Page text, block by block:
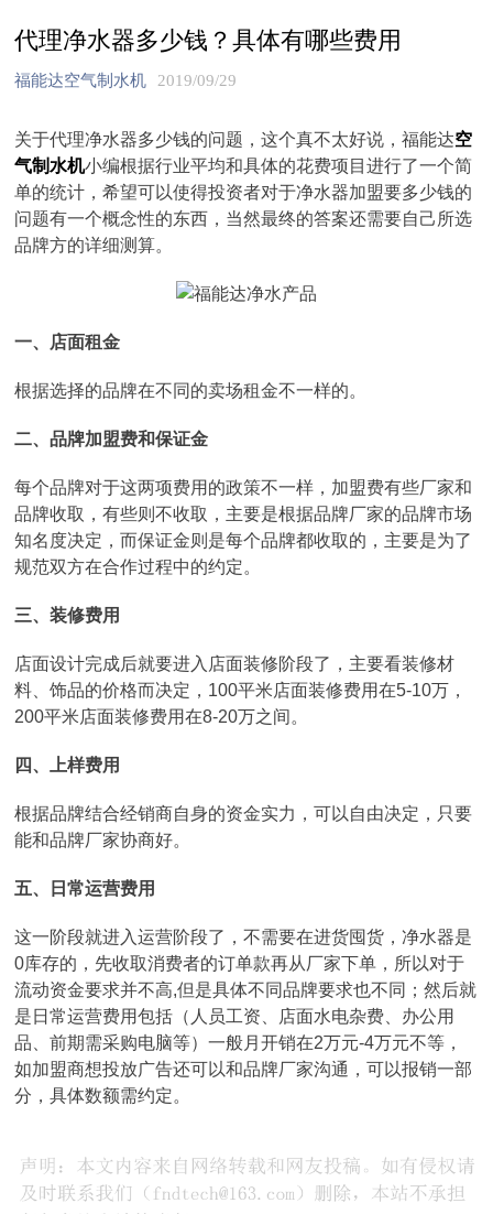
代理净水器多少钱？具体有哪些费用
福能达空气制水机 2019/09/29
关于代理净水器多少钱的问题，这个真不太好说，福能达空
气制水机小编根据行业平均和具体的花费项目进行了一个简
单的统计，希望可以使得投资者对于净水器加盟要多少钱的
问题有一个概念性的东西，当然最终的答案还需要自己所选
品牌方的详细测算。
一、店面租金
根据选择的品牌在不同的卖场租金不一样的。
二、品牌加盟费和保证金
每个品牌对于这两项费用的政策不一样，加盟费有些厂家和
品牌收取，有些则不收取，主要是根据品牌厂家的品牌市场
知名度决定，而保证金则是每个品牌都收取的，主要是为了
规范双方在合作过程中的约定。
三、装修费用
店面设计完成后就要进入店面装修阶段了，主要看装修材
料、饰品的价格而决定，100平米店面装修费用在5-10万，
200平米店面装修费用在8-20万之间。
四、上样费用
根据品牌结合经销商自身的资金实力，可以自由决定，只要
能和品牌厂家协商好。
五、日常运营费用
这一阶段就进入运营阶段了，不需要在进货囤货，净水器是
0库存的，先收取消费者的订单款再从厂家下单，所以对于
流动资金要求并不高,但是具体不同品牌要求也不同；然后就
是日常运营费用包括（人员工资、店面水电杂费、办公用
品、前期需采购电脑等）一般月开销在2万元-4万元不等，
如加盟商想投放广告还可以和品牌厂家沟通，可以报销一部
分，具体数额需约定。